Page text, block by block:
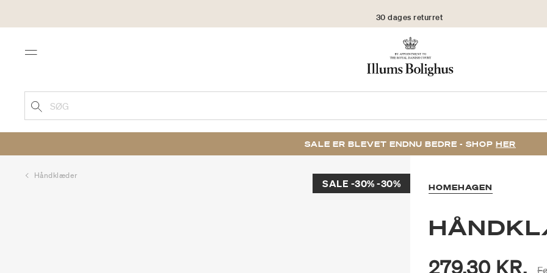
30 dages returret
Menu
SØG
SALE ER BLEVET ENDNU BEDRE - SHOP HER
Håndklæder
SALE -30% -30% HOMEHAGEN
279,30 KR.